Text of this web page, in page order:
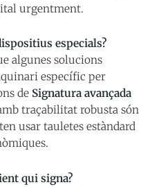
urgentment.
especials?
algunes solucions
específic per
de Signatura avançada
traçabilitat robusta són
usar tauletes estàndard
qui signa?